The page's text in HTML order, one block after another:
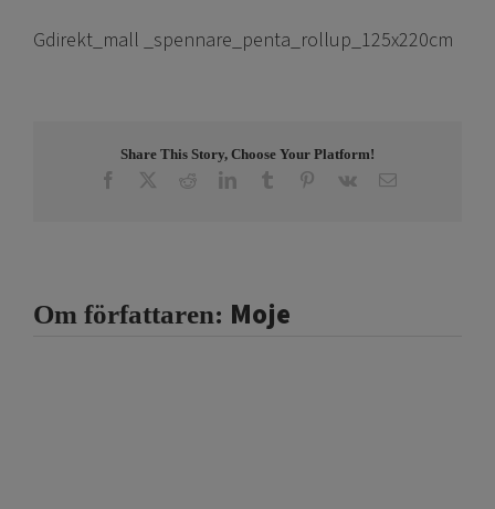
Gdirekt_mall _spennare_penta_rollup_125x220cm
Share This Story, Choose Your Platform!
Facebook RedditLinkedInTumblr Pinterest
Vk E-
Om författaren: Moje